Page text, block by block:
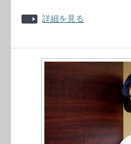
詳細を見る